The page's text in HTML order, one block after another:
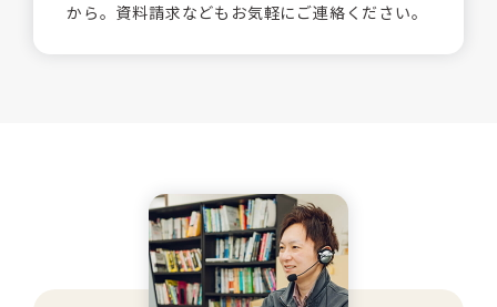
から。資料請求などもお気軽にご連絡ください。